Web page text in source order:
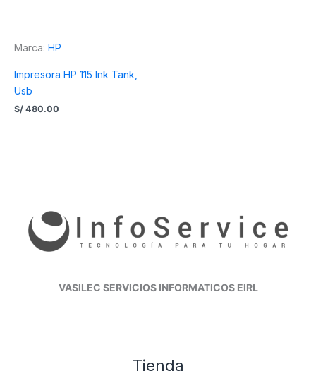
Marca: HP
Impresora HP 115 Ink Tank,
Usb
S/ 480.00
VASILEC SERVICIOS INFORMATICOS EIRL
Tienda